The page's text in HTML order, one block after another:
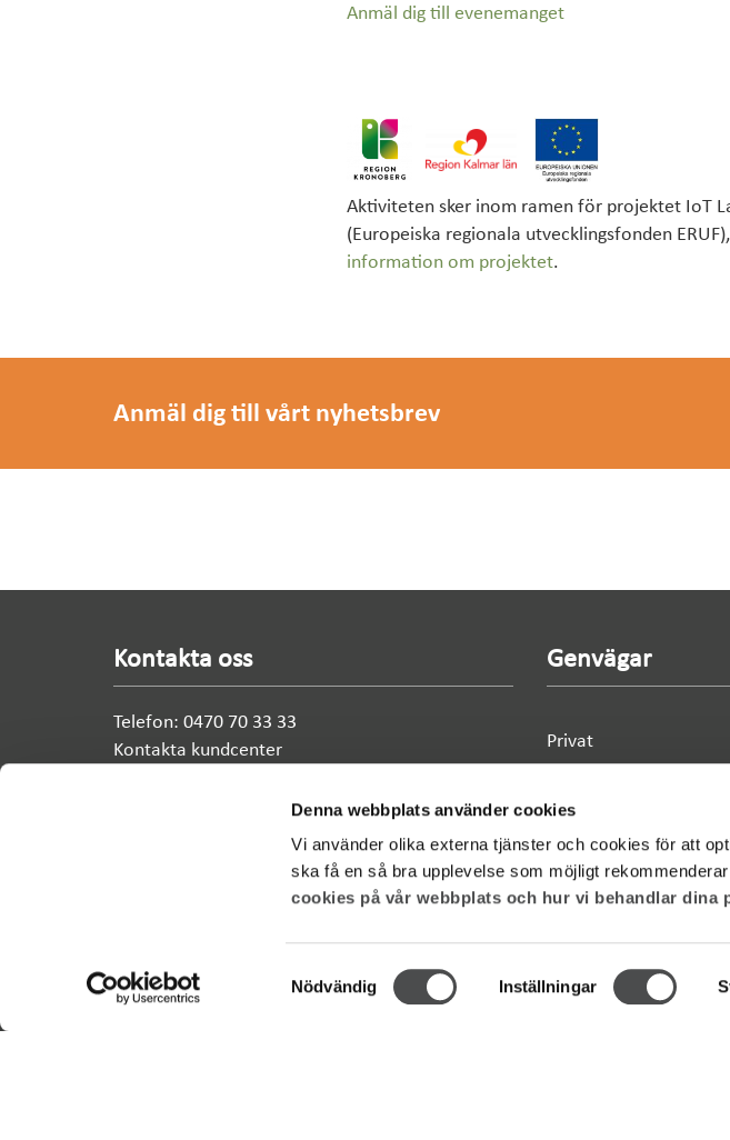
Denna webbplats använder cookies
Vi använder olika externa tjänster och cookies för att
ska få en så bra upplevelse som möjligt
cookies på vår webbplats och hur vi behandlar dina
Samtyckesval
Nödvändig Inställningar
Anmäl dig till evenemanget
Aktiviteten sker inom ramen för projektet IoT
(Europeiska regionala utvecklingsfonden
information om projektet.
Anmäl dig till vårt nyhetsbrev
Kontakta oss
Telefon: 0470 70 33 33
Kontakta kundcenter
Kvarnvägen 35, Växjö
Facebook Linkedin
Genvägar
Privat
Flerbostadshus
Vardagsliv
Mina sidor